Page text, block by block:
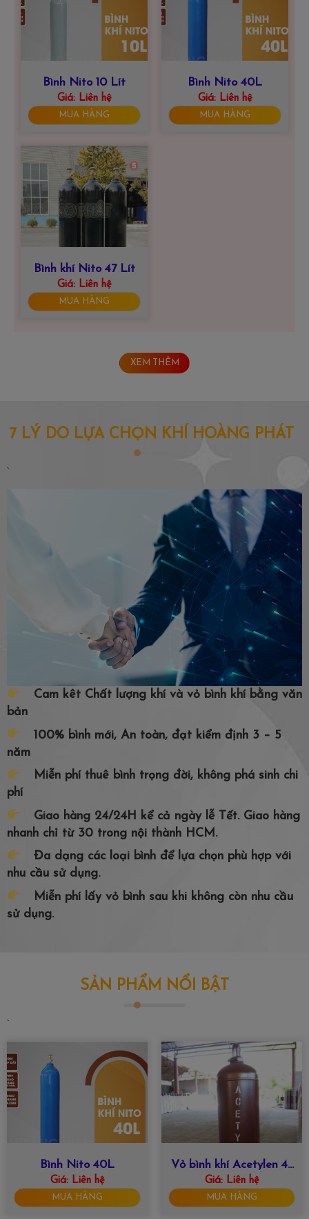
Bình Nito 10 Lít
Giá:Liên hệ
MUA HÀNG
Bình Nito 40L
Giá:Liên hệ
MUA HÀNG
Bình khí Nito 47 Lít
Giá:Liên hệ
MUA HÀNG
XEM THÊM
7 LÝ DO LỰA CHỌN KHÍ HOÀNG PHÁT
`
Cam kêt Chất lượng khí và vỏ bình khí bằng văn
bản
100% bình mới, An toàn, đạt kiểm định 3 – 5
năm
Miễn phí thuê bình trọng đời, không phá sinh chi
phí
Giao hàng 24/24H kể cả ngày lễ Tết. Giao hàng
nhanh chỉ từ 30 trong nội thành HCM.
Đa dạng các loại bình để lựa chọn phù hợp với
nhu cầu sử dụng.
Miễn phí lấy vỏ bình sau khi không còn nhu cầu
sử dụng.
SẢN PHẨM NỔI BẬT
`
Bình Nito 40L
Giá:Liên hệ
MUA HÀNG
Vỏ bình khí Acetylen 47
lít
Giá:Liên hệ
MUA HÀNG